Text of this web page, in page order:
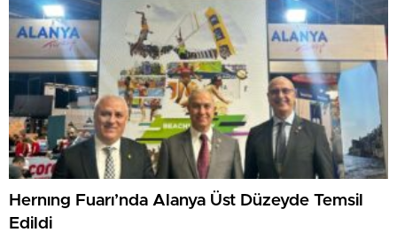
Hernıng Fuarı’nda Alanya Üst Düzeyde Temsil
Edildi